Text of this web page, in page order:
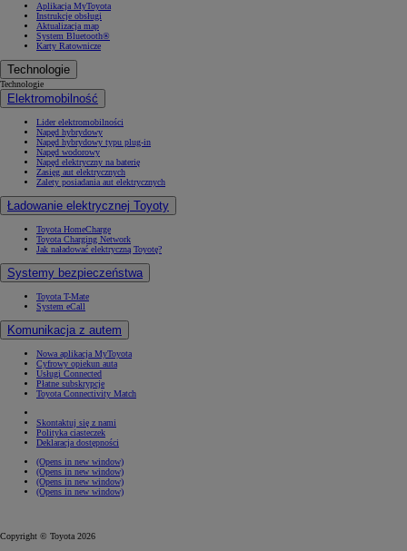
Aplikacja MyToyota
Instrukcje obsługi
Aktualizacja map
System Bluetooth®
Karty Ratownicze
Technologie
Technologie
Elektromobilność
Lider elektromobilności
Napęd hybrydowy
Napęd hybrydowy typu plug-in
Napęd wodorowy
Napęd elektryczny na baterię
Zasięg aut elektrycznych
Zalety posiadania aut elektrycznych
Ładowanie elektrycznej Toyoty
Toyota HomeCharge
Toyota Charging Network
Jak naładować elektryczną Toyotę?
Systemy bezpieczeństwa
Toyota T-Mate
System eCall
Komunikacja z autem
Nowa aplikacja MyToyota
Cyfrowy opiekun auta
Usługi Connected
Płatne subskrypcje
Toyota Connectivity Match
Skontaktuj się z nami
Polityka ciasteczek
Deklaracja dostępności
(Opens in new window)
(Opens in new window)
(Opens in new window)
(Opens in new window)
Copyright © Toyota 2026